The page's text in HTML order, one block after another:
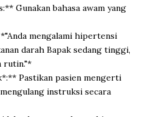
Gunakan bahasa awam yang
mengalami hipertensi
darah Bapak sedang tinggi,
rutin."*
Pastikan pasien mengerti
instruksi secara